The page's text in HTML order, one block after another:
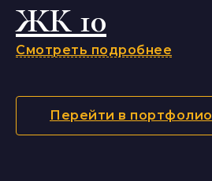
ЖК 10
Смотреть подробнее
Перейти в портфолио